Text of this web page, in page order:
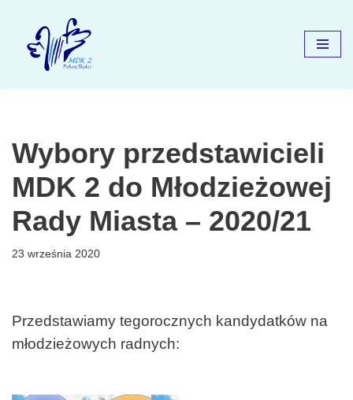
Przejdź
Wybory przedstawicieli
MDK 2 do Młodzieżowej
Rady Miasta – 2020/21
23 września 2020
Przedstawiamy tegorocznych kandydatków na
młodzieżowych radnych: